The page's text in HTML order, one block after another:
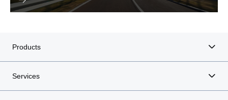
Products
Services